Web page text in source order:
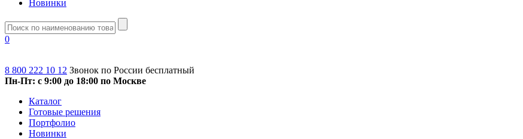
Новинки
0
8 800 222 10 12 Звонок по России бесплатный
Пн-Пт: с 9:00 до 18:00 по Москве
Каталог
Готовые решения
Портфолио
Новинки